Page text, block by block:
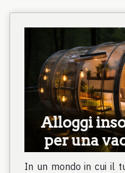
Alloggi
per una
In un mondo in cui il